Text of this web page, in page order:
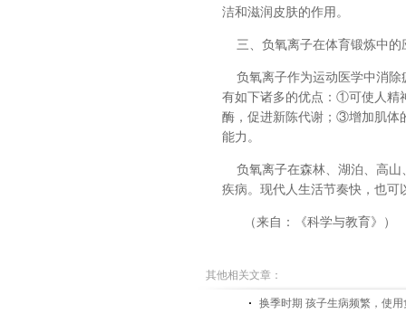
洁和滋润皮肤的作用。
三、负氧离子在体育锻炼中的
负氧离子作为运动医学中消除
有如下诸多的优点：①可使人精
酶，促进新陈代谢；③增加肌体
能力。
负氧离子在森林、湖泊、高山
疾病。现代人生活节奏快，也可
（来自：《科学与教育》）
其他相关文章：
换季时期 孩子生病频繁，使